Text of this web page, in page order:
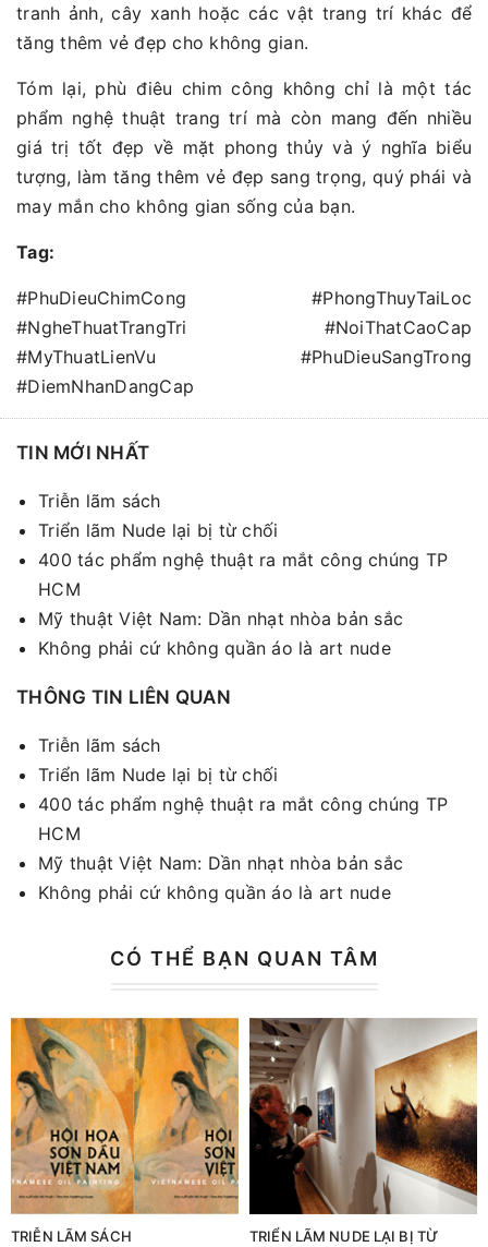
tranh ảnh, cây xanh hoặc các vật trang trí khác để
tăng thêm vẻ đẹp cho không gian.
Tóm lại, phù điêu chim công không chỉ là một tác
phẩm nghệ thuật trang trí mà còn mang đến nhiều
giá trị tốt đẹp về mặt phong thủy và ý nghĩa biểu
tượng, làm tăng thêm vẻ đẹp sang trọng, quý phái và
may mắn cho không gian sống của bạn.
Tag:
#PhuDieuChimCong #PhongThuyTaiLoc
#NgheThuatTrangTri #NoiThatCaoCap
#MyThuatLienVu #PhuDieuSangTrong
#DiemNhanDangCap
TIN MỚI NHẤT
Triễn lãm sách
Triển lãm Nude lại bị từ chối
400 tác phẩm nghệ thuật ra mắt công chúng TP
HCM
Mỹ thuật Việt Nam: Dần nhạt nhòa bản sắc
Không phải cứ không quần áo là art nude
THÔNG TIN LIÊN QUAN
Triễn lãm sách
Triển lãm Nude lại bị từ chối
400 tác phẩm nghệ thuật ra mắt công chúng TP
HCM
Mỹ thuật Việt Nam: Dần nhạt nhòa bản sắc
Không phải cứ không quần áo là art nude
CÓ THỂ BẠN QUAN TÂM
TRIỄN LÃM SÁCH
TRIỂN LÃM NUDE LẠI BỊ TỪ